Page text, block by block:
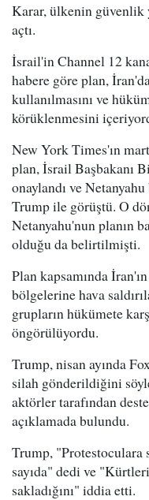
Karar, ülkenin güvenlik
açtı.
İsrail'in Channel 12
habere göre plan,
kullanılmasını ve
körüklenmesini
New York Times'ın
plan, İsrail Başbakanı
onaylandı ve
Trump ile görüştü. O
Netanyahu'nun planın
olduğu da belirtilmişti.
Plan kapsamında
bölgelerine hava
grupların hükümete
öngörülüyordu.
Trump, nisan ayında
silah gönderildiğini
aktörler tarafından
açıklamada bulundu.
Trump, "Protestoculara
sayıda" dedi ve
sakladığını" iddia etti.